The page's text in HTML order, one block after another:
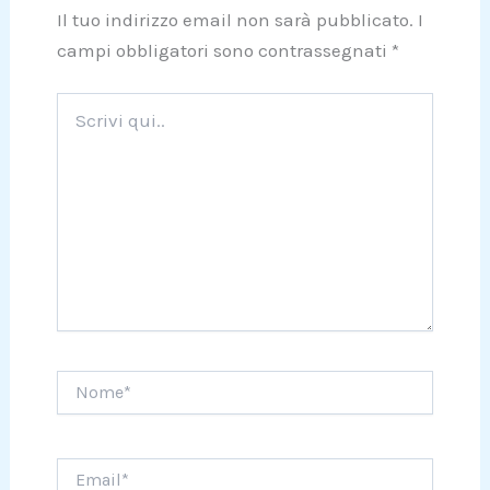
Il tuo indirizzo email non sarà pubblicato. I
campi obbligatori sono contrassegnati *
qui..